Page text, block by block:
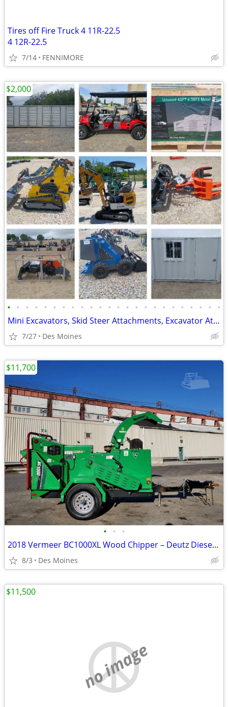
Tires off Fire Truck 4 11R-22.5
4 12R-22.5
7/14 FENNIMORE
• • • • • • • • • • • • • • • • • • • • • • • •
Mini Excavators, Skid Steer Attachments, Excavator Attachments
7/27 Des Moines
$2,000
• • •
2018 Vermeer BC1000XL Wood Chipper – Deutz Diesel, 1,100 Hours
8/3 Des Moines
$11,700
no image
$11,500